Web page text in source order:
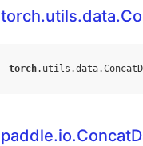
torch. utils .data.